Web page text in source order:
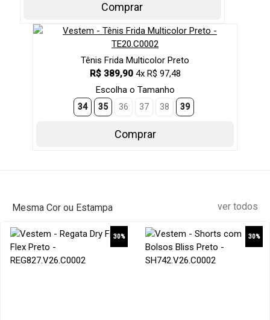
Comprar
Tênis Frida Multicolor Preto
R$ 389,90 4x R$ 97,48
Escolha o Tamanho
34 35 36 37 38 39
Comprar
Mesma Cor ou Estampa ver todos
30% 30%